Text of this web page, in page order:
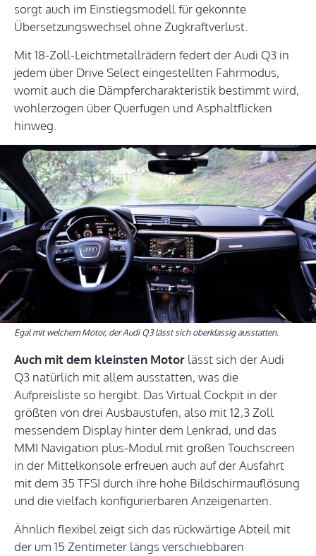
sorgt auch im Einstiegsmodell für gekonnte
Übersetzungswechsel ohne Zugkraftverlust.
Mit 18-Zoll-Leichtmetallrädern federt der Audi Q3 in
jedem über Drive Select eingestellten Fahrmodus,
womit auch die Dämpfercharakteristik bestimmt wird,
wohlerzogen über Querfugen und Asphaltflicken
hinweg.
Egal mit welchem Motor, der Audi Q3 lässt sich oberklassig ausstatten.
Auch mit dem kleinsten Motor lässt sich der Audi
Q3 natürlich mit allem ausstatten, was die
Aufpreisliste so hergibt. Das Virtual Cockpit in der
größten von drei Ausbaustufen, also mit 12,3 Zoll
messendem Display hinter dem Lenkrad, und das
MMI Navigation plus-Modul mit großen Touchscreen
in der Mittelkonsole erfreuen auch auf der Ausfahrt
mit dem 35 TFSI durch ihre hohe Bildschirmauflösung
und die vielfach konfigurierbaren Anzeigenarten.
Ähnlich flexibel zeigt sich das rückwärtige Abteil mit
der um 15 Zentimeter längs verschiebbaren